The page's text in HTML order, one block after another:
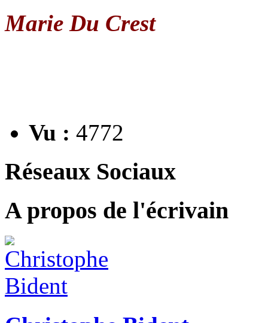
Marie Du Crest
Vu : 4772
Réseaux Sociaux
A propos de l'écrivain